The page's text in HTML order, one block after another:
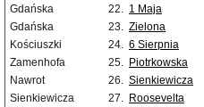
Gdańska
22. 1 Maja
Gdańska
23. Zielona
Kościuszki
24. 6 Sierpnia
Zamenhofa
25. Piotrkowska
Nawrot
26. Sienkiewicza
Sienkiewicza
27. Roosevelta